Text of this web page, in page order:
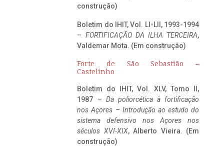
construção)
Boletim do IHIT, Vol. LI-LII, 1993-1994
– FORTIFICAÇÃO DA ILHA TERCEIRA,
Valdemar Mota. (Em construção)
Forte de São Sebastião –
Castelinho
Boletim do IHIT, Vol. XLV, Tomo II,
1987 – Da poliorcética à fortificação
nos Açores – Introdução ao estudo do
sistema defensivo nos Açores nos
séculos XVI-XIX, Alberto Vieira. (Em
construção)